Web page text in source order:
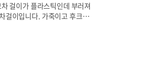
걸이가 플라스틱인데 부러져
걸이입니다. 가죽이고 후크가
크 9월 5일에 주문했던것이